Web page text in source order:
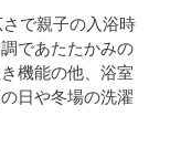
で親子の入浴時
であたたかみの
機能の他、浴室
日や冬場の洗濯